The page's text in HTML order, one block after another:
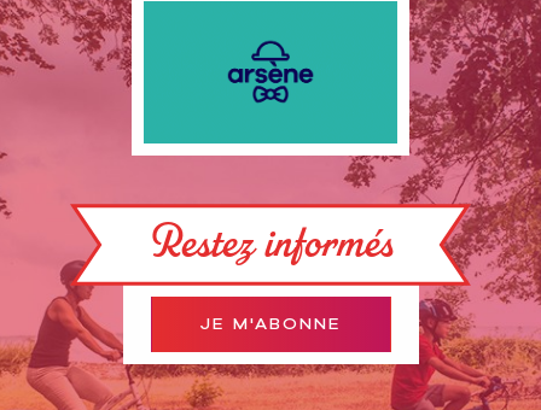
Restez informés
JE M'ABONNE